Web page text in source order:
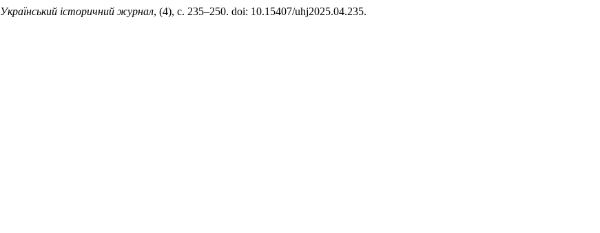
Український історичний журнал, (4), с. 235–250. doi: 10.15407/uhj2025.04.235.